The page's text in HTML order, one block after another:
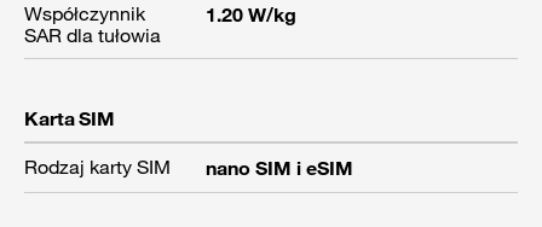
Współczynnik
SAR dla tułowia
1.20 W/kg
Karta SIM
Rodzaj karty SIM
nano SIM i eSIM